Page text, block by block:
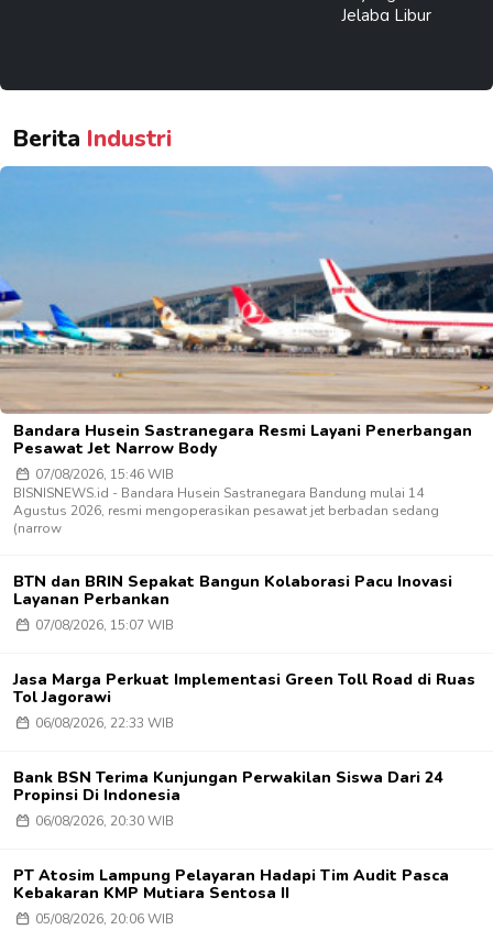
Berita Industri
Bandara Husein Sastranegara Resmi Layani Penerbangan
Pesawat Jet Narrow Body
07/08/2026, 15:46 WIB
BISNISNEWS.id - Bandara Husein Sastranegara Bandung mulai 14
Agustus 2026, resmi mengoperasikan pesawat jet berbadan sedang
(narrow
BTN dan BRIN Sepakat Bangun Kolaborasi Pacu Inovasi
Layanan Perbankan
07/08/2026, 15:07 WIB
Jasa Marga Perkuat Implementasi Green Toll Road di Ruas
Tol Jagorawi
06/08/2026, 22:33 WIB
Bank BSN Terima Kunjungan Perwakilan Siswa Dari 24
Propinsi Di Indonesia
06/08/2026, 20:30 WIB
PT Atosim Lampung Pelayaran Hadapi Tim Audit Pasca
Kebakaran KMP Mutiara Sentosa II
05/08/2026, 20:06 WIB